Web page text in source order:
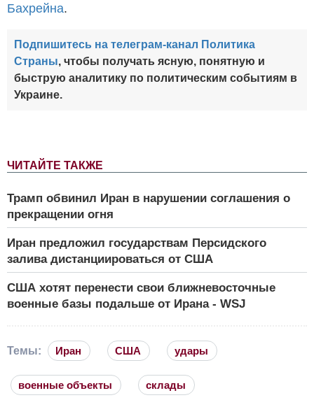
ЧИТАЙТЕ ТАКЖЕ
Трамп обвинил Иран в нарушении соглашения о
прекращении огня
Иран предложил государствам Персидского
залива дистанциироваться от США
США хотят перенести свои ближневосточные
военные базы подальше от Ирана - WSJ
Бахрейна.
Подпишитесь на телеграм-канал Политика
Страны, чтобы получать ясную, понятную и
быструю аналитику по политическим событиям в
Украине.
Темы: Иран США удары
военные объекты склады